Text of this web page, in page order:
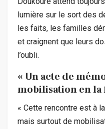
lumière sur le sort des
les faits, les familles
et craignent que leurs
l’oubli.
« Un acte de
mobilisation en la
« Cette rencontre est à
mais surtout de